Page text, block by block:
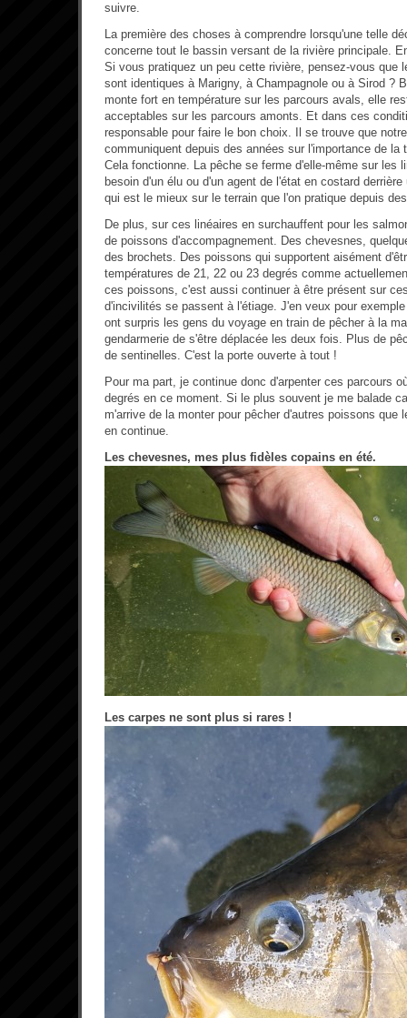
suivre.
La première des choses à comprendre lorsqu'une telle
concerne tout le bassin versant de la rivière principale.
Si vous pratiquez un peu cette rivière, pensez-vous que
sont identiques à Marigny, à Champagnole ou à Sirod ?
monte fort en température sur les parcours avals, elle
acceptables sur les parcours amonts. Et dans ces
responsable pour faire le bon choix. Il se trouve que
communiquent depuis des années sur l'importance de la
Cela fonctionne. La pêche se ferme d'elle-même sur les
besoin d'un élu ou d'un agent de l'état en costard
qui est le mieux sur le terrain que l'on pratique depuis
De plus, sur ces linéaires en surchauffent pour les
de poissons d'accompagnement. Des chevesnes,
des brochets. Des poissons qui supportent aisément
températures de 21, 22 ou 23 degrés comme
ces poissons, c'est aussi continuer à être présent sur
d'incivilités se passent à l'étiage. J'en veux pour
ont surpris les gens du voyage en train de pêcher à la
gendarmerie de s'être déplacée les deux fois. Plus de
de sentinelles. C'est la porte ouverte à tout !
Pour ma part, je continue donc d'arpenter ces parcours
degrés en ce moment. Si le plus souvent je me balade
m'arrive de la monter pour pêcher d'autres poissons que
en continue.
Les chevesnes, mes plus fidèles copains en été.
Les carpes ne sont plus si rares !